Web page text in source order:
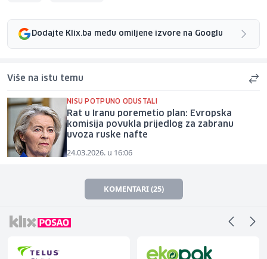
Dodajte Klix.ba među omiljene izvore na Googlu
Više na istu temu
NISU POTPUNO ODUSTALI
Rat u Iranu poremetio plan: Evropska
komisija povukla prijedlog za zabranu
uvoza ruske nafte
24.03.2026. u 16:06
KOMENTARI (25)